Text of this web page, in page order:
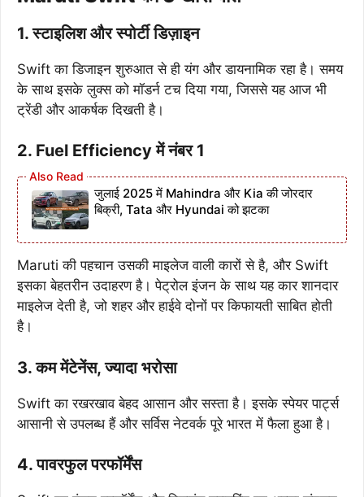
1.स्टाइलिश और स्पोर्टी डिज़ाइन
Swift का डिजाइन शुरुआत से ही यंग और डायनामिक रहा है। समय
के साथ इसके लुक्स को मॉडर्न टच दिया गया, जिससे यह आज भी
ट्रेंडी और आकर्षक दिखती है।
2. Fuel Efficiency में नंबर 1
जुलाई 2025 में Mahindra और Kia की जोरदार
बिक्री, Tata और Hyundai को झटका
Maruti की पहचान उसकी माइलेज वाली कारों से है, और Swift
इसका बेहतरीन उदाहरण है। पेट्रोल इंजन के साथ यह कार शानदार
माइलेज देती है, जो शहर और हाईवे दोनों पर किफायती साबित होती
है।
3.कम मेंटेनेंस, ज्यादा भरोसा
Swift का रखरखाव बेहद आसान और सस्ता है। इसके स्पेयर पार्ट्स
आसानी से उपलब्ध हैं और सर्विस नेटवर्क पूरे भारत में फैला हुआ है।
4.पावरफुल परफॉर्मेंस